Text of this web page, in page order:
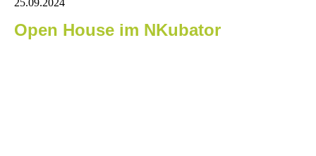
25.09.2024
Open House im NKubator